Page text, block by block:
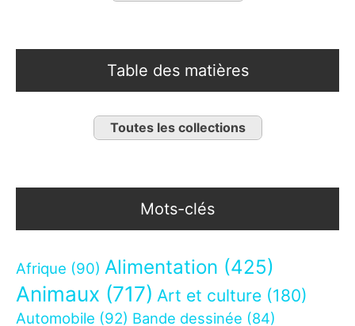
Table des matières
Toutes les collections
Mots-clés
Afrique (90) Alimentation (425)
Animaux (717) Art et culture (180)
Automobile (92) Bande dessinée (84)